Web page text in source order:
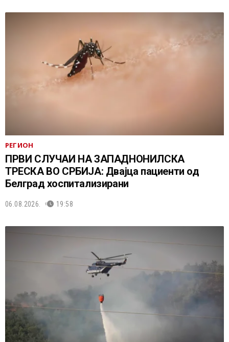
РЕГИОН
ПРВИ СЛУЧАИ НА ЗАПАДНОНИЛСКА
ТРЕСКА ВО СРБИЈА: Двајца пациенти од
Белград хоспитализирани
06.08.2026. 19:58